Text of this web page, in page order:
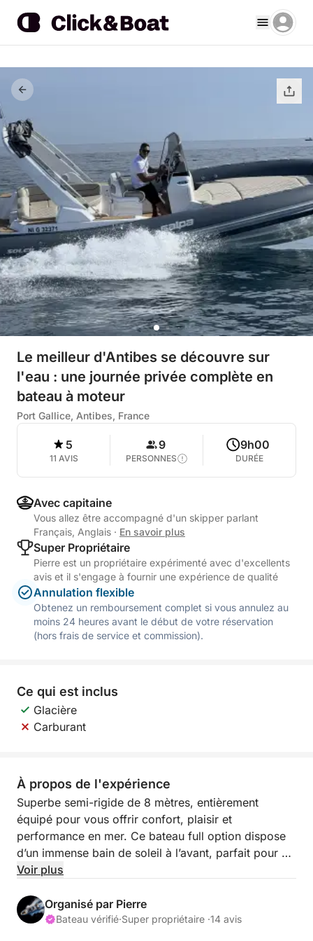
Le meilleur d'Antibes se découvre sur
l'eau : une journée privée complète en
bateau à moteur
Port Gallice, Antibes, France
5
11 AVIS
9
PERSONNES
9h00
DURÉE
Avec capitaine
Vous allez être accompagné d'un skipper parlant
Français, Anglais · En savoir plus
Super Propriétaire
Pierre est un propriétaire expérimenté avec d'excellents
avis et il s'engage à fournir une expérience de qualité
Annulation flexible
Obtenez un remboursement complet si vous annulez au
moins 24 heures avant le début de votre réservation
(hors frais de service et commission).
Ce qui est inclus
Glacière
Carburant
À propos de l'expérience
Superbe semi-rigide de 8 mètres, entièrement
équipé pour vous offrir confort, plaisir et
performance en mer. Ce bateau full option dispose
d’un immense bain de soleil à l’avant, parfait pour se
détendre, ainsi que d’un vaste carré arrière
évier — idéal pour partager un moment convivial à
bord.
Voir plus
Organisé par Pierre
Bateau vérifié·Super propriétaire ·14 avis